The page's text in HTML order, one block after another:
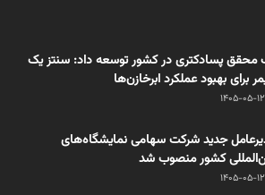
محقق پسادکتری در کشور توسعه داد: سنتز یک
برای بهبود عملکرد ابرخازن‌ها
1405-05-12
جدید شرکت سهامی نمایشگاه‌های
کشور منصوب شد
1405-05-12